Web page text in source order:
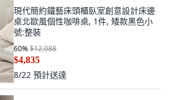
現代簡約鐵藝床頭櫃臥室創意設計床邊
桌北歐風個性咖啡桌, 1件, 矮款黑色小
號:整裝
60%$12,088
$4,835
8/22 預計送達